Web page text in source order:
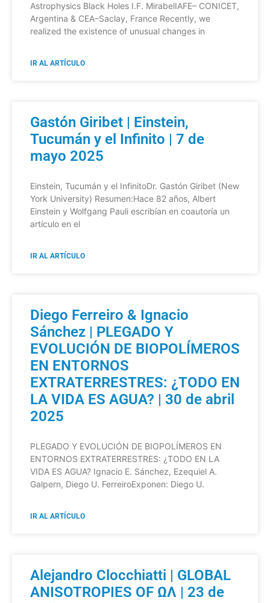
Astrophysics Black Holes I.F. MirabelIAFE– CONICET,
Argentina & CEA–Saclay, France Recently, we
realized the existence of unusual changes in
IR AL ARTÍCULO
Gastón Giribet | Einstein,
Tucumán y el Infinito | 7 de
mayo 2025
Einstein, Tucumán y el InfinitoDr. Gastón Giribet (New
York University) Resumen:Hace 82 años, Albert
Einstein y Wolfgang Pauli escribían en coautoría un
artículo en el
IR AL ARTÍCULO
Diego Ferreiro & Ignacio
Sánchez | PLEGADO Y
EVOLUCIÓN DE BIOPOLÍMEROS
EN ENTORNOS
EXTRATERRESTRES: ¿TODO EN
LA VIDA ES AGUA? | 30 de abril
2025
PLEGADO Y EVOLUCIÓN DE BIOPOLÍMEROS EN
ENTORNOS EXTRATERRESTRES: ¿TODO EN LA
VIDA ES AGUA? Ignacio E. Sánchez, Ezequiel A.
Galpern, Diego U. FerreiroExponen: Diego U.
IR AL ARTÍCULO
Alejandro Clocchiatti | GLOBAL
ANISOTROPIES OF ΩΛ | 23 de